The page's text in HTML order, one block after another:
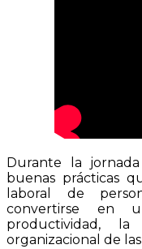
Durante la
buenas prácticas
laboral de
convertirse en
productividad,
organizacional de